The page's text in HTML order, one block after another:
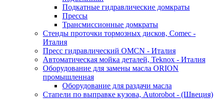
Подкатные гидравлические домкраты
Прессы
Трансмиссионные домкраты
Стенды проточки тормозных дисков, Comec -
Италия
Пресс гидравлический OMCN - Италия
Автоматическая мойка деталей, Teknox - Италия
Оборудование для замены масла ORION
промышленная
Оборудование для раздачи масла
Стапели по выправке кузова, Autorobot - (Швеция)